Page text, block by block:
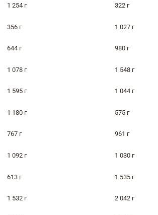
1 254 г 322 г
356 г 1 027 г
644 г 980 г
1 078 г 1 548 г
1 595 г 1 044 г
1 180 г 575 г
767 г 961 г
1 092 г 1 030 г
613 г 1 535 г
1 532 г 2 042 г